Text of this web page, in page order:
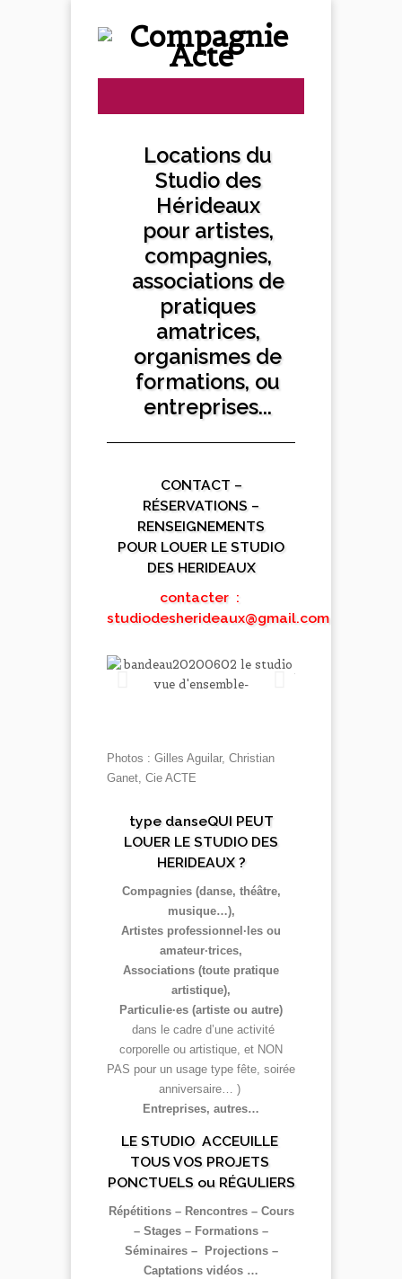
Locations du
Studio des
Hérideaux
pour artistes,
compagnies,
associations de
pratiques
amatrices,
organismes de
formations, ou
entreprises...
CONTACT –
RÉSERVATIONS –
RENSEIGNEMENTS
POUR LOUER LE STUDIO
DES HERIDEAUX
contacter :
studiodesherideaux@gmail.com
Photos : Gilles Aguilar, Christian
Ganet, Cie ACTE
type danseQUI PEUT
LOUER LE STUDIO DES
HERIDEAUX ?
Compagnies (danse, théâtre,
musique…),
Artistes professionnel·les ou
amateur·trices,
Associations (toute pratique
artistique),
Particulie·es (artiste ou autre)
dans le cadre d’une activité
corporelle ou artistique, et NON
PAS pour un usage type fête, soirée
anniversaire… )
Entreprises, autres…
LE STUDIO ACCEUILLE
TOUS VOS PROJETS
PONCTUELS ou RÉGULIERS
Répétitions – Rencontres – Cours
– Stages – Formations –
Séminaires – Projections –
Captations vidéos …